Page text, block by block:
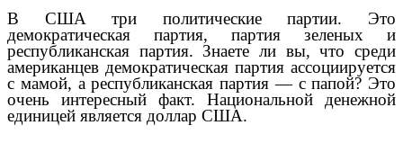
В США три политические партии. Это
демократическая партия, партия зеленых и
республиканская партия. Знаете ли вы, что среди
американцев демократическая партия ассоциируется
с мамой, а республиканская партия — с папой? Это
очень интересный факт. Национальной денежной
единицей является доллар США.